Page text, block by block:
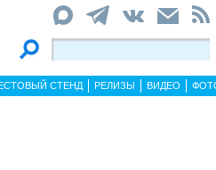
СТЕНД РЕЛИЗЫ ВИДЕО